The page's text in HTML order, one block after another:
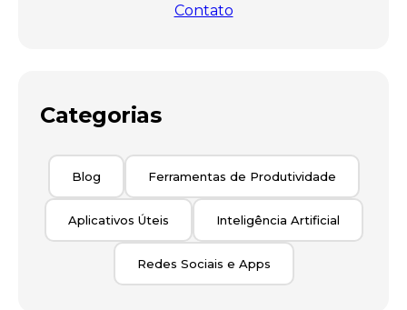
Contato
Categorias
Blog Ferramentas de Produtividade
Aplicativos Úteis Inteligência Artificial
Redes Sociais e Apps